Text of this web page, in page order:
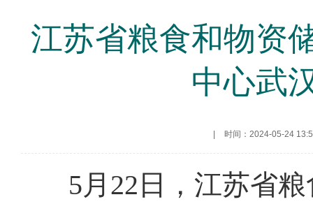
江苏省粮食和物资
中心武
时间：2024-05-24
5月22日，江苏省